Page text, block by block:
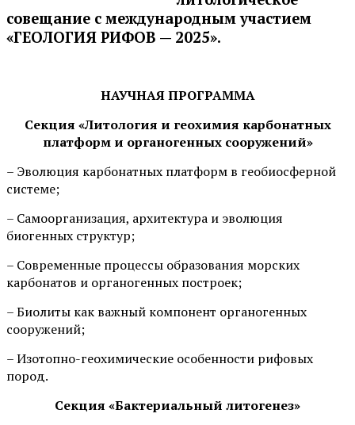
совещание с международным участием
«ГЕОЛОГИЯ РИФОВ — 2025».
НАУЧНАЯ ПРОГРАММА
Секция «Литология и геохимия карбонатных
платформ и органогенных сооружений»
– Эволюция карбонатных платформ в геобиосферной
системе;
– Самоорганизация, архитектура и эволюция
биогенных структур;
– Современные процессы образования морских
карбонатов и органогенных построек;
– Биолиты как важный компонент органогенных
сооружений;
– Изотопно-геохимические особенности рифовых
пород.
Секция «Бактериальный литогенез»